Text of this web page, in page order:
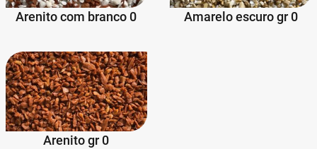
Arenito com branco 0 Amarelo escuro gr 0
Arenito gr 0